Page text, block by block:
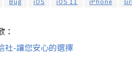
：
社-讓您安心的選擇